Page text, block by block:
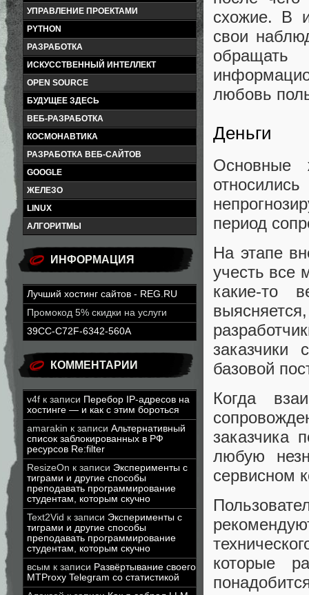
УПРАВЛЕНИЕ ПРОЕКТАМИ
PYTHON
РАЗРАБОТКА
ИСКУССТВЕННЫЙ ИНТЕЛЛЕКТ
OPEN SOURCE
БУДУЩЕЕ ЗДЕСЬ
ВЕБ-РАЗРАБОТКА
КОСМОНАВТИКА
РАЗРАБОТКА ВЕБ-САЙТОВ
GOOGLE
ЖЕЛЕЗО
LINUX
АЛГОРИТМЫ
ИНФОРМАЦИЯ
Лучший хостинг сайтов - REG.RU
Промокод 5% скидки на услуги
39CC-C72F-6342-560A
КОММЕНТАРИИ
v4f к записи Перебор IP-адресов на
хостинге — и как с этим бороться
amarakin к записи Альтернативный
список заблокированных в РФ
ресурсов Re:filter
ResizeOn к записи Эксперименты с
тиграми и другие способы
преподавать программирование
студентам, которым скучно
Text2Vid к записи Эксперименты с
тиграми и другие способы
преподавать программирование
студентам, которым скучно
всым к записи Развёртывание своего
MTProxy Telegram со статистикой
схожие. В
свои
любовь
Деньги
Основные
период
На этапе
учесть все
какие-то
базовой
Когда
заказчика
любую
сервисном
которые